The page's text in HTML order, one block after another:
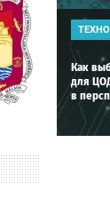
Как
для
в